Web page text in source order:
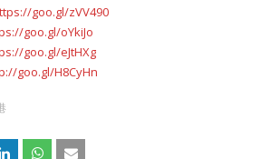
goo.gl/zVV490
goo.gl/oYkiJo
goo.gl/eJtHXg
goo.gl/H8CyHn